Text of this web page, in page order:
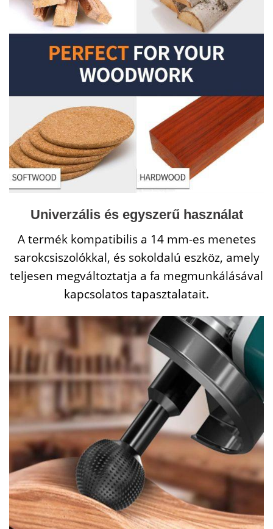
Univerzális és egyszerű használat
A termék kompatibilis a 14 mm-es menetes
sarokcsiszolókkal, és sokoldalú eszköz, amely
teljesen megváltoztatja a fa megmunkálásával
kapcsolatos tapasztalatait.